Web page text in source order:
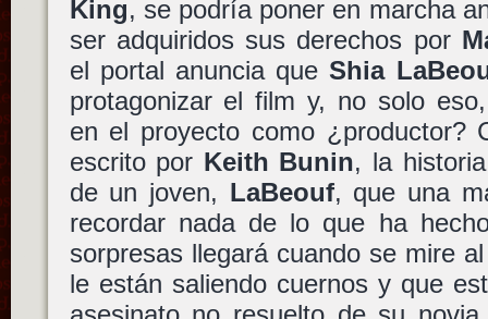
King, se podría poner en marcha
ser adquiridos sus derechos por
el portal anuncia queShia
protagonizar el film y, no solo
en el proyecto como ¿productor?
escrito por Keith Bunin, la
de un joven, LaBeouf, que una
recordar nada de lo que ha
sorpresas llegará cuando se mire
le están saliendo cuernos y que